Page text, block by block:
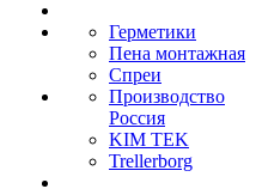
Герметики
Пена монтажная
Спреи
Производство
Россия
KIM TEK
Trellerborg